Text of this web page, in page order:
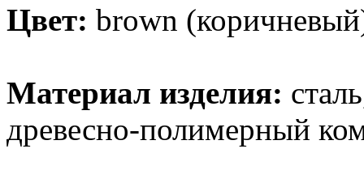
Цвет: brown
Материал изделия:
древесно-полимерный